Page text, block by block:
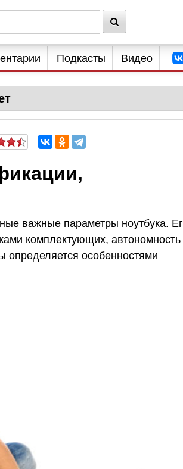
Подкасты Видео
важные параметры ноутбука.
комплектующих, автономность
определяется особенностями